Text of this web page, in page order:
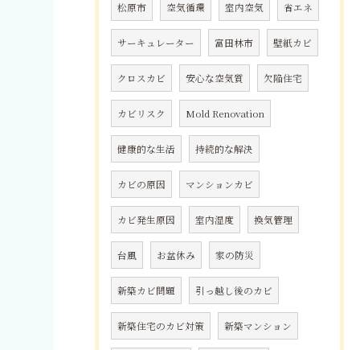
松原市 空気循環 室内空気 省エネ
サーキュレーター 富田林市 壁紙カビ
クロスカビ 安心な空気質 欠陥住宅
カビリスク Mold Renovation
健康的な生活 持続的な解決
カビの原因 マンションカビ
カビ発生原因 室内湿度 換気管理
台風 お盆休み 家の防災
新築カビ問題 引っ越し後のカビ
新築住宅のカビ対策 新築マンション